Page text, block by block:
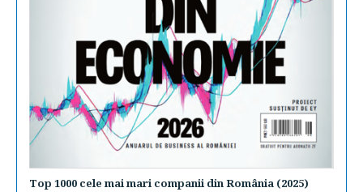
Top 1000 cele mai mari companii din România (2025)